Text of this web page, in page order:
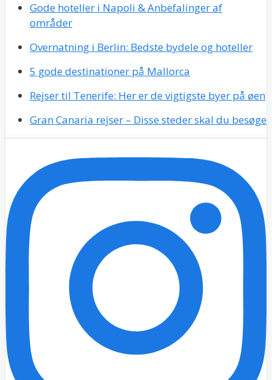
Gode hoteller i Napoli & Anbefalinger af
områder
Overnatning i Berlin: Bedste bydele og hoteller
5 gode destinationer på Mallorca
Rejser til Tenerife: Her er de vigtigste byer på øen
Gran Canaria rejser – Disse steder skal du besøge